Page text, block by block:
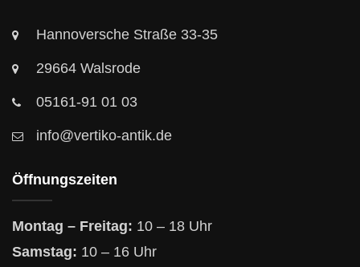
Hannoversche Straße 33-35
29664 Walsrode
05161-91 01 03
info@vertiko-antik.de
Öffnungszeiten
Montag – Freitag: 10 – 18 Uhr
Samstag: 10 – 16 Uhr